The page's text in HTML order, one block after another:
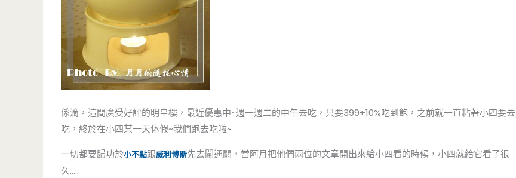
係滴，這間廣受好評的明皇樓，最近優惠中~週一週二的中午去吃，只要399+10%吃到飽，之前就一直粘著小四要去
吃，終於在小四某一天休假~我們跑去吃啦~
一切都要歸功於小不點跟威利博斯先去闖通關，當阿月把他們兩位的文章開出來給小四看的時候，小四就給它看了很
久…..